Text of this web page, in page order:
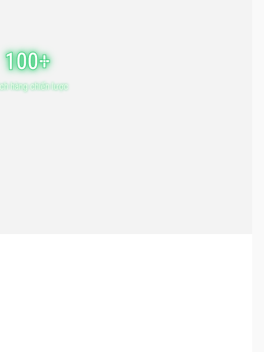
100+
hàng chiến lược